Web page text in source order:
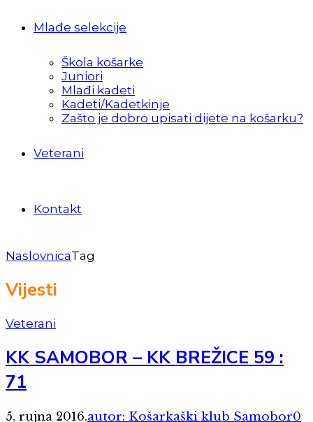
Mlađe selekcije
Škola košarke
Juniori
Mlađi kadeti
Kadeti/Kadetkinje
Zašto je dobro upisati dijete na košarku?
Veterani
Kontakt
NaslovnicaTag
Vijesti
Veterani
KK SAMOBOR – KK BREŽICE 59 :
71
5. rujna 2016.autor: Košarkaški klub Samobor0